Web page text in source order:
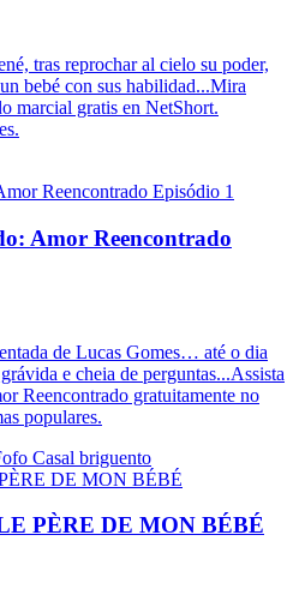
tras reprochar al cielo su poder,
bebé con sus habilidad...Mira
marcial gratis en NetShort.
Amor Reencontrado
de Lucas Gomes… até o dia
e cheia de perguntas...Assista
Reencontrado gratuitamente no
populares.
Casal briguento
PÈRE DE MON BÉBÉ